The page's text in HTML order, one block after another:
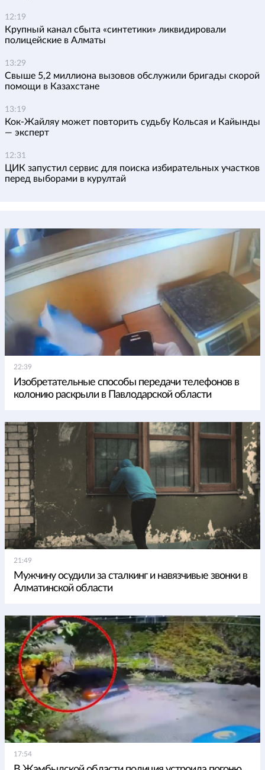
12:19
Крупный канал сбыта «синтетики» ликвидировали
полицейские в Алматы
13:29
Свыше 5,2 миллиона вызовов обслужили бригады скорой
помощи в Казахстане
13:19
Кок-Жайляу может повторить судьбу Кольсая и Кайынды
— эксперт
12:31
ЦИК запустил сервис для поиска избирательных участков
перед выборами в курултай
22:39
Изобретательные способы передачи телефонов в
колонию раскрыли в Павлодарской области
21:49
Мужчину осудили за сталкинг и навязчивые звонки в
Алматинской области
17:54